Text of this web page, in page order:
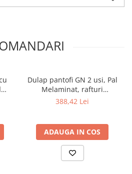
Dulap pantofi GN 2 usi, Pal
Melaminat, rafturi
rabatabile, stejar alb/alb
388,42 Lei
ADAUGA IN COS